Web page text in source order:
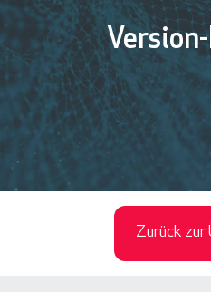
Zurück zur